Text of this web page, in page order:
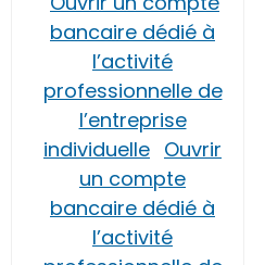
bancaire dédié à
l’activité
professionnelle de
l’entreprise
individuelle Ouvrir
un compte
bancaire dédié à
l’activité